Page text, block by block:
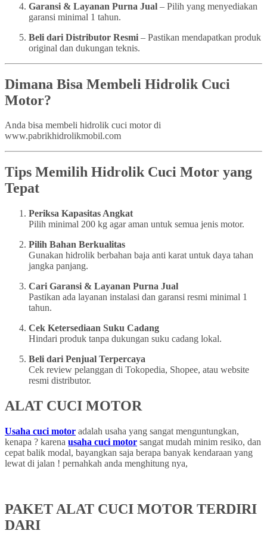
Garansi & Layanan Purna Jual – Pilih yang menyediakan
garansi minimal 1 tahun.
Beli dari Distributor Resmi – Pastikan mendapatkan produk
original dan dukungan teknis.
Dimana Bisa Membeli Hidrolik Cuci
Motor?
Anda bisa membeli hidrolik cuci motor di
www.pabrikhidrolikmobil.com
Tips Memilih Hidrolik Cuci Motor yang
Tepat
Periksa Kapasitas Angkat
Pilih minimal 200 kg agar aman untuk semua jenis motor.
Pilih Bahan Berkualitas
Gunakan hidrolik berbahan baja anti karat untuk daya tahan
jangka panjang.
Cari Garansi & Layanan Purna Jual
Pastikan ada layanan instalasi dan garansi resmi minimal 1
tahun.
Cek Ketersediaan Suku Cadang
Hindari produk tanpa dukungan suku cadang lokal.
Beli dari Penjual Terpercaya
Cek review pelanggan di Tokopedia, Shopee, atau website
resmi distributor.
ALAT CUCI MOTOR
Usaha cuci motor adalah usaha yang sangat menguntungkan,
kenapa ? karena usaha cuci motor sangat mudah minim resiko, dan
cepat balik modal, bayangkan saja berapa banyak kendaraan yang
lewat di jalan ! pernahkah anda menghitung nya,
PAKET ALAT CUCI MOTOR TERDIRI
DARI